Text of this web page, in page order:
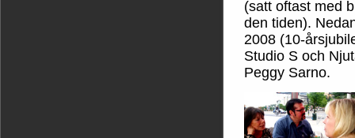
(satt oftast med
den tiden).
2008 (10-
Studio S och
Peggy Sarno.